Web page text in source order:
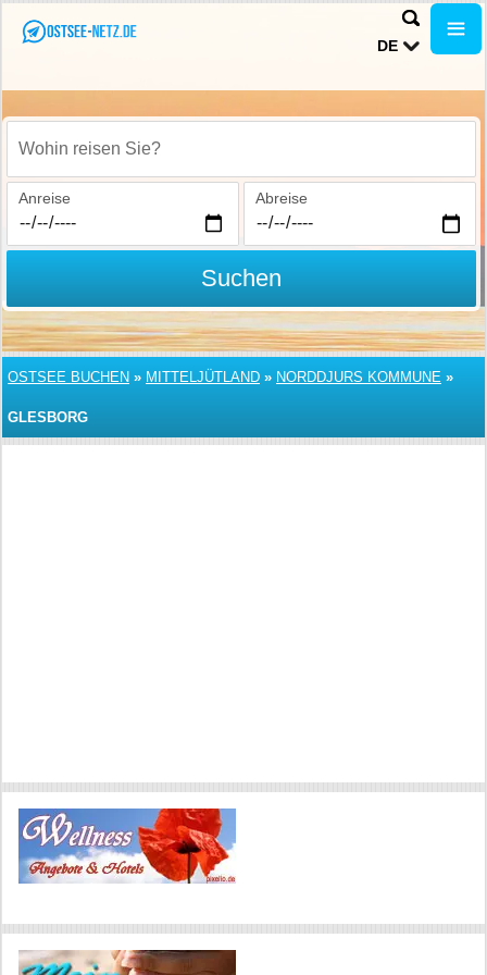
DE
Wohin reisen Sie?
Anreise Abreise
Suchen
OSTSEE BUCHEN » MITTELJÜTLAND » NORDDJURS KOMMUNE »
GLESBORG